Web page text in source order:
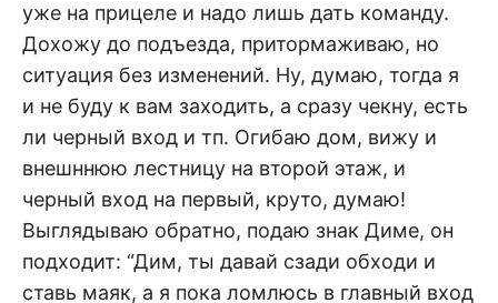
уже на прицеле и надо лишь дать команду.
Дохожу до подъезда, притормаживаю, но
ситуация без изменений. Ну, думаю, тогда я
и не буду к вам заходить, а сразу чекну, есть
ли черный вход и тп. Огибаю дом, вижу и
внешннюю лестницу на второй этаж, и
черный вход на первый, круто, думаю!
Выглядываю обратно, подаю знак Диме, он
подходит: “Дим, ты давай сзади обходи и
ставь маяк, а я пока ломлюсь в главный вход